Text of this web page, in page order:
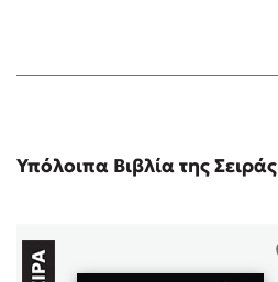
Υπόλοιπα Βιβλία της Σειράς